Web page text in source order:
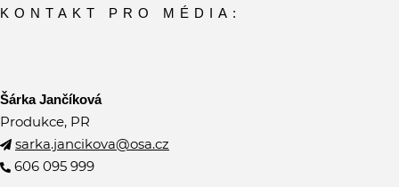
KONTAKT PRO MÉDIA:
Šárka Jančíková
Produkce, PR
sarka.jancikova@osa.cz
606 095 999